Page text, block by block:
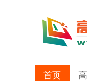
首页